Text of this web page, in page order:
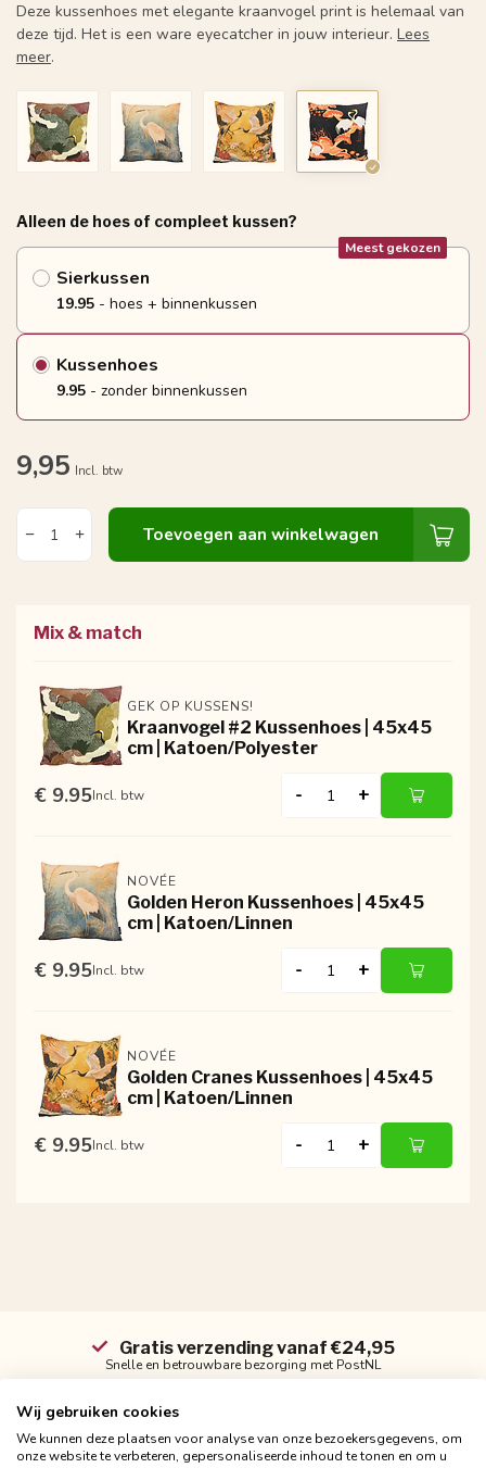
Deze kussenhoes met elegante kraanvogel print is helemaal van
deze tijd. Het is een ware eyecatcher in jouw interieur. Lees
meer.
Alleen de hoes of compleet kussen?
Sierkussen
Meest gekozen
19.95 - hoes + binnenkussen
Kussenhoes
9.95 - zonder binnenkussen
9,95 Incl. btw
Toevoegen aan winkelwagen
Mix & match
GEK OP KUSSENS!
Kraanvogel #2 Kussenhoes | 45x45
cm | Katoen/Polyester
€ 9.95Incl. btw - +
NOVÉE
Golden Heron Kussenhoes | 45x45
cm | Katoen/Linnen
€ 9.95Incl. btw - +
NOVÉE
Golden Cranes Kussenhoes | 45x45
cm | Katoen/Linnen
€ 9.95Incl. btw - +
Gratis verzending vanaf €24,95
Snelle en betrouwbare bezorging met PostNL
Wij gebruiken cookies
We kunnen deze plaatsen voor analyse van onze bezoekersgegevens, om
onze website te verbeteren, gepersonaliseerde inhoud te tonen en om u